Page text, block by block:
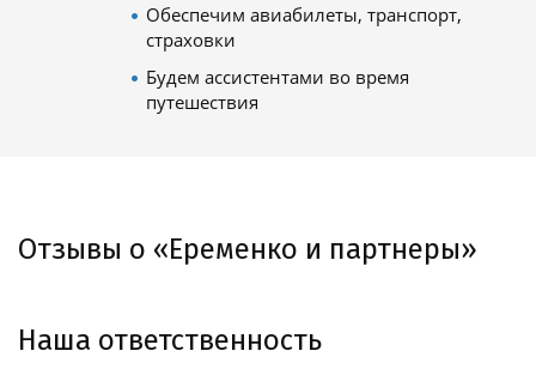
Обеспечим авиабилеты, транспорт,
страховки
Будем ассистентами во время
путешествия
Отзывы о «Еременко и партнеры»
Наша ответственность